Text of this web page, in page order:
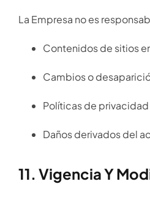
La Empresa no es
Contenidos de sitios
Cambios o
Políticas de
Daños derivados del
11. Vigencia Y